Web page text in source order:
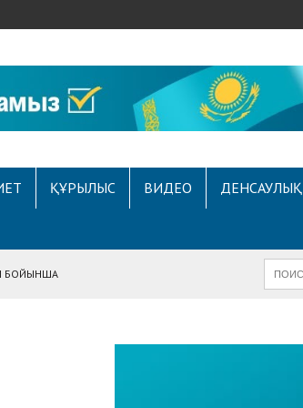
ҚҰРЫЛЫС ВИДЕО ДЕНСАУЛЫҚ
БОЙЫНША